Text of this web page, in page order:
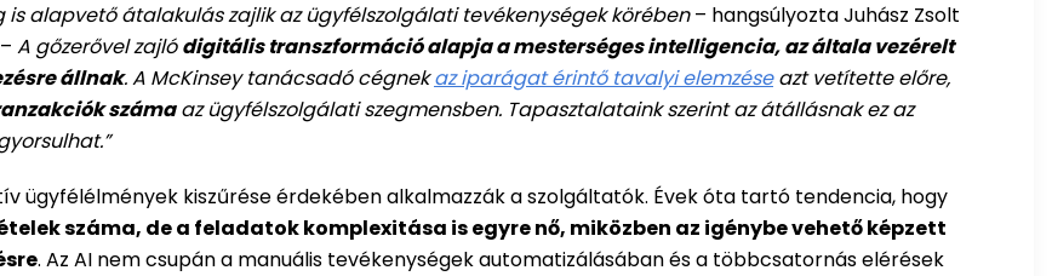
alapvető átalakulás zajlik az ügyfélszolgálati tevékenységek körében– hangsúlyozta Juhász Zsolt
A gőzerővel zajlódigitális transzformáció alapja a mesterséges intelligencia, az általa vezérelt
állnak. A McKinsey tanácsadó cégnekaz iparágat érintő tavalyi elemzéseazt vetítette előre,
számaaz ügyfélszolgálati szegmensben. Tapasztalataink szerint az átállásnak ez az
ügyfélélmények kiszűrése érdekében alkalmazzák a szolgáltatók. Évek óta tartó tendencia, hogy
száma, de a feladatok komplexitása is egyre nő, miközben az igénybe vehető képzett
. Az AI nem csupán a manuális tevékenységek automatizálásában és a többcsatornás elérések